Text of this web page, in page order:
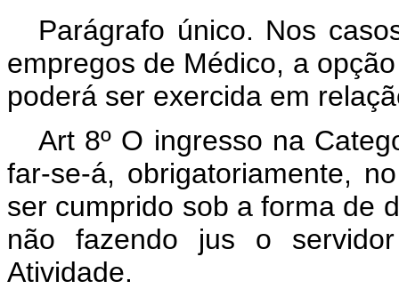
Parágrafo único. Nos
empregos de Médico, a
poderá ser exercida em
Art 8º O ingresso na
far-se-á, obrigatoriamente,
ser cumprido sob a forma de
não fazendo jus o
Atividade.